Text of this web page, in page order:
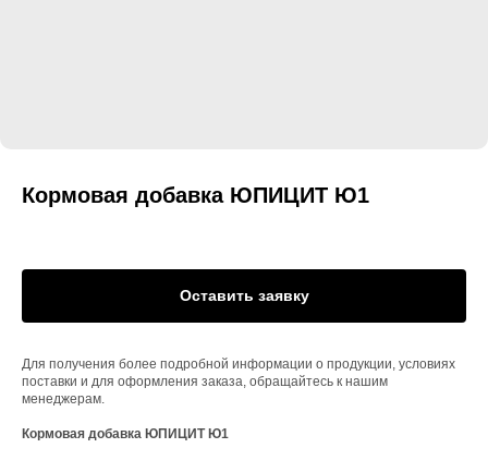
Кормовая добавка ЮПИЦИТ Ю1
Оставить заявку
Для получения более подробной информации о продукции, условиях
поставки и для оформления заказа, обращайтесь к нашим
менеджерам.
Кормовая добавка ЮПИЦИТ Ю1